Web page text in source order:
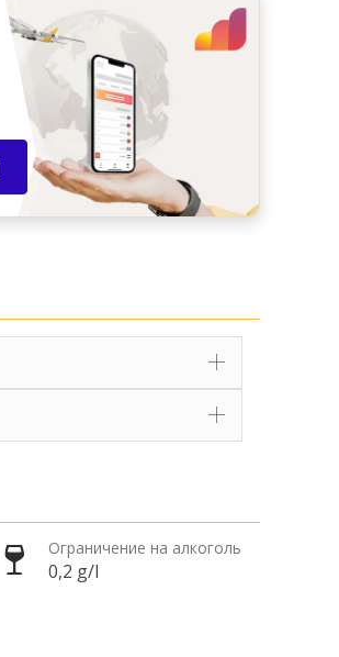
Ограничение на алкоголь
0,2 g/l